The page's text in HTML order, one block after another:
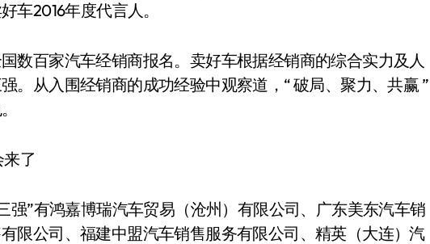
车2016年度代言人。
数百家汽车经销商报名。卖好车根据经销商的综合实力及人
。从入围经销商的成功经验中观察道，“ 破局、聚力、共赢 ”
了
强”有鸿嘉博瑞汽车贸易（沧州）有限公司、广东美东汽车销
限公司、福建中盟汽车销售服务有限公司、精英（大连）汽